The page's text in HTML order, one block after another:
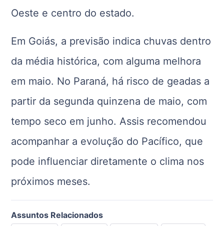
Oeste e centro do estado.
Em Goiás, a previsão indica chuvas dentro
da média histórica, com alguma melhora
em maio. No Paraná, há risco de geadas a
partir da segunda quinzena de maio, com
tempo seco em junho. Assis recomendou
acompanhar a evolução do Pacífico, que
pode influenciar diretamente o clima nos
próximos meses.
Assuntos Relacionados